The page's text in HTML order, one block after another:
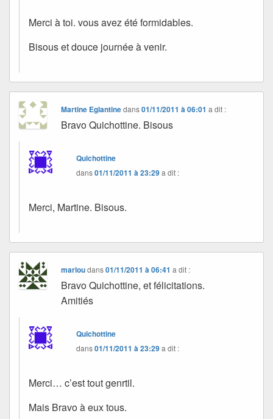
Merci à toi. vous avez été formidables.
Bisous et douce journée à venir.
Martine Eglantinedans01/11/2011 à 06:01 a dit :
Bravo Quichottine. Bisous
Quichottine
dans01/11/2011 à 23:29a dit :
Merci, Martine. Bisous.
marloudans01/11/2011 à 06:41 a dit :
Bravo Quichottine, et félicitations.
Amitiés
Quichottine
dans01/11/2011 à 23:29a dit :
Merci… c’est tout genrtil.
Mais Bravo à eux tous.